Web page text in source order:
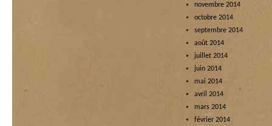
novembre 2014
octobre 2014
septembre 2014
août 2014
juillet 2014
juin 2014
mai 2014
avril 2014
mars 2014
février 2014